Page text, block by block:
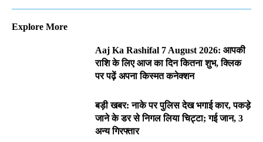
Explore More
Aaj Ka Rashifal 7 August 2026: आपकी
राशि के लिए आज का दिन कितना शुभ, क्लिक
पर पढ़ें अपना किस्मत कनेक्शन
बड़ी खबर: नाके पर पुलिस देख भगाई कार, पकड़े
जाने के डर से निगल लिया चिट्टा; गई जान, 3
अन्य गिरफ्तार